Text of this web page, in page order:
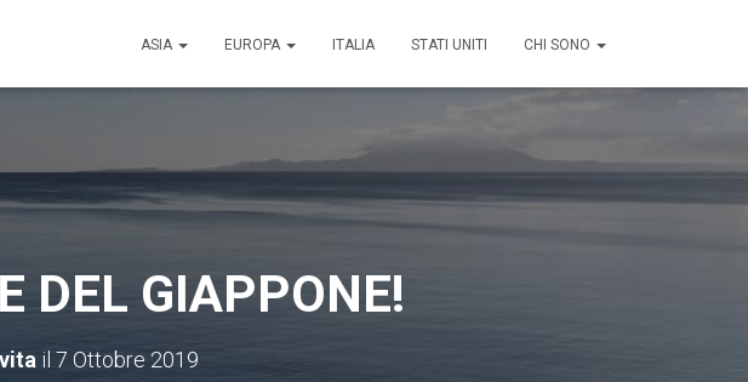
ASIA EUROPA ITALIA STATI UNITI CHI SONO
DEL GIAPPONE!
il 7 Ottobre 2019